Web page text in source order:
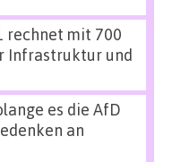
rechnet mit 700
Infrastruktur und
es die AfD
an